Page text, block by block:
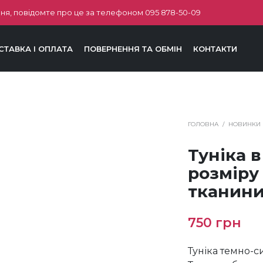
повідомте про це за телефоном 095 878-50-09
І ОПЛАТА ПОВЕРНЕННЯ ТА ОБМІН КОНТАКТИ
ГОЛОВНА / НОВИНКИ
Туніка
750 грн
Туніка темно-